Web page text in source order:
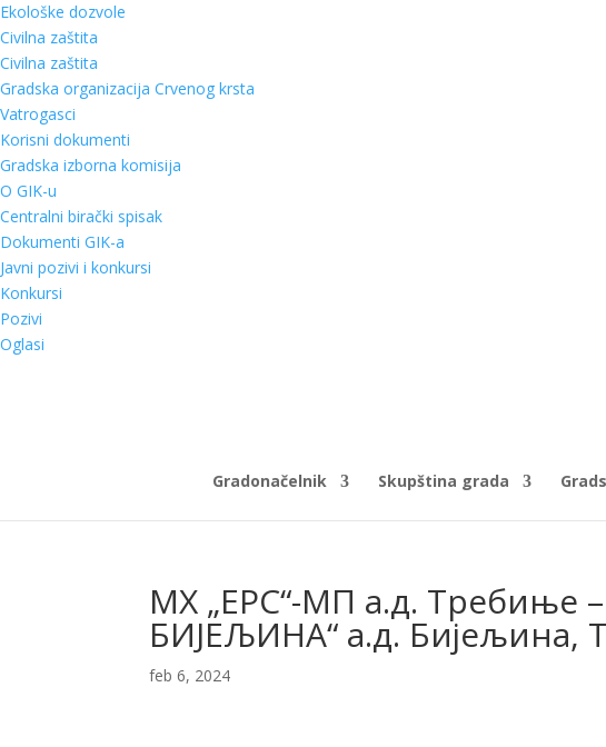
Ekološke dozvole
Civilna zaštita
Civilna zaštita
Gradska organizacija Crvenog krsta
Vatrogasci
Korisni dokumenti
Gradska izborna komisija
O GIK-u
Centralni birački spisak
Dokumenti GIK-a
Javni pozivi i konkursi
Konkursi
Pozivi
Oglasi
Gradonačelnik Skupština grada
МХ „ЕРС“-МП а.д. Требиње
БИЈЕЉИНА“ а.д. Бијељина,
feb 6, 2024